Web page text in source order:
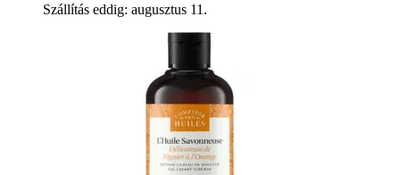
Szállítás eddig: augusztus 11.